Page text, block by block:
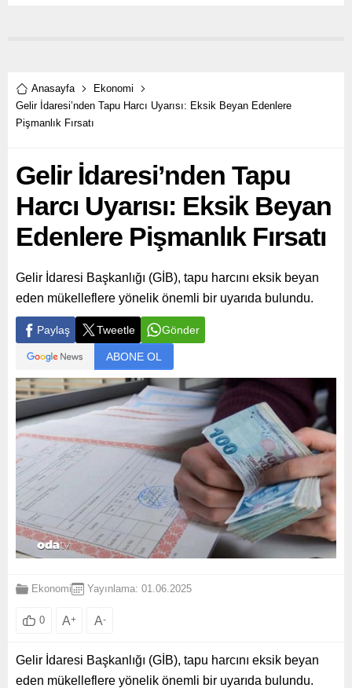
Anasayfa
Ekonomi
Gelir İdaresi’nden Tapu Harcı Uyarısı: Eksik Beyan Edenlere
Pişmanlık Fırsatı
Gelir İdaresi’nden Tapu
Harcı Uyarısı: Eksik Beyan
Edenlere Pişmanlık Fırsatı
Gelir İdaresi Başkanlığı (GİB), tapu harcını eksik beyan
eden mükelleflere yönelik önemli bir uyarıda bulundu.
Paylaş Tweetle Gönder
ABONE OL
Ekonomi Yayınlama: 01.06.2025
0 A+ A-
Gelir İdaresi Başkanlığı (GİB), tapu harcını eksik beyan
eden mükelleflere yönelik önemli bir uyarıda bulundu.